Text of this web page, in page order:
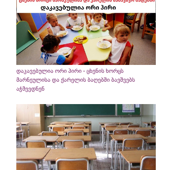
დაკავებულია ორი პირი - ცხენის ხორცს
მარნეულისა და ქარელის ბაღებში ბავშვებს
აჭმევდნენ